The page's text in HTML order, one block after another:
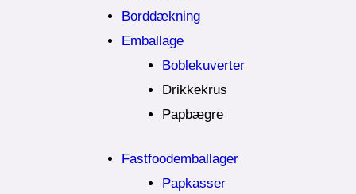
Borddækning
Emballage
Boblekuverter
Drikkekrus
Papbægre
Fastfoodemballager
Papkasser